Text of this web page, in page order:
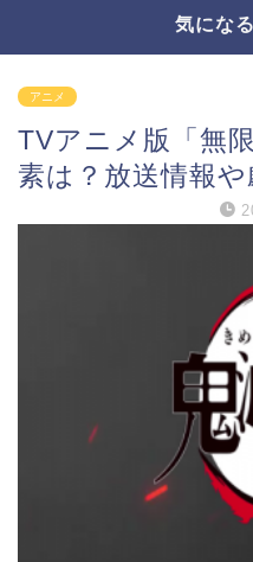
気にな
アニメ
TVアニメ版「無
素は？放送情報